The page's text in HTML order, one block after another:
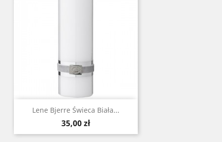
Lene Bjerre Świeca Biała...
Cena
35,00 zł